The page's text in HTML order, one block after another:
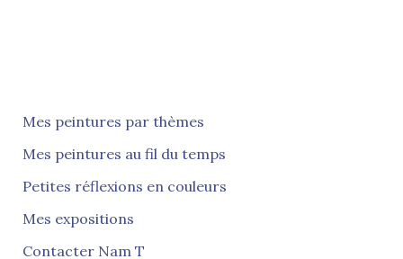
Mes peintures par thèmes
Mes peintures au fil du temps
Petites réflexions en couleurs
Mes expositions
Contacter Nam T